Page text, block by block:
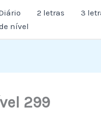
2 letras 3
nível
299